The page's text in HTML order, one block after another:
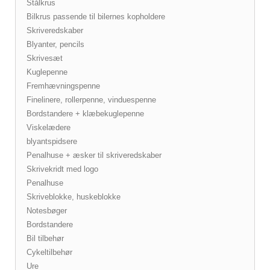
Stålkrus
Bilkrus passende til bilernes kopholdere
Skriveredskaber
Blyanter, pencils
Skrivesæt
Kuglepenne
Fremhævningspenne
Finelinere, rollerpenne, vinduespenne
Bordstandere + klæbekuglepenne
Viskelædere
blyantspidsere
Penalhuse + æsker til skriveredskaber
Skrivekridt med logo
Penalhuse
Skriveblokke, huskeblokke
Notesbøger
Bordstandere
Bil tilbehør
Cykeltilbehør
Ure